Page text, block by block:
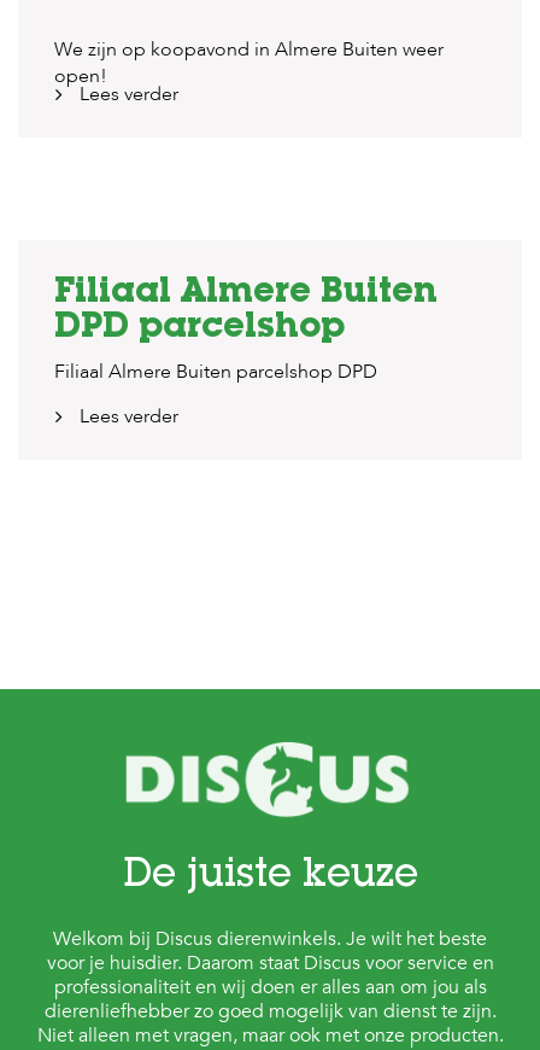
We zijn op koopavond in Almere Buiten weer
open!
Lees verder
Filiaal Almere Buiten
DPD parcelshop
Filiaal Almere Buiten parcelshop DPD
Lees verder
De juiste keuze
Welkom bij Discus dierenwinkels. Je wilt het beste
voor je huisdier. Daarom staat Discus voor service en
professionaliteit en wij doen er alles aan om jou als
dierenliefhebber zo goed mogelijk van dienst te zijn.
Niet alleen met vragen, maar ook met onze producten.